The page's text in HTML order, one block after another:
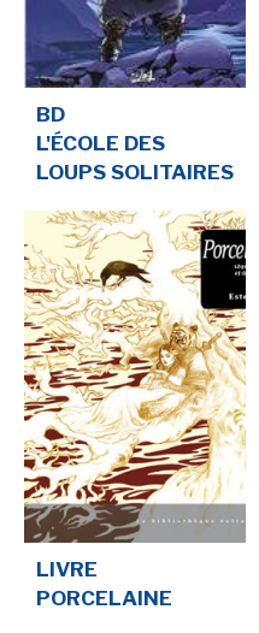
LE MOT
VOIR TOUTES LES
BD
LIVRE
BD
L'ÉCOLE DES
LOUPS SOLITAIRES
LIVRE
PORCELAINE